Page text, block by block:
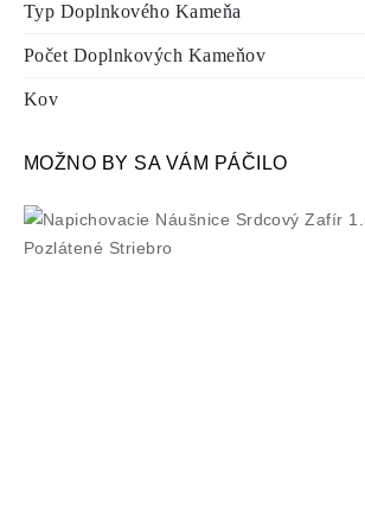
Typ Doplnkového Kameňa
Počet Doplnkových Kameňov
Kov
MOŽNO BY SA VÁM PÁČILO